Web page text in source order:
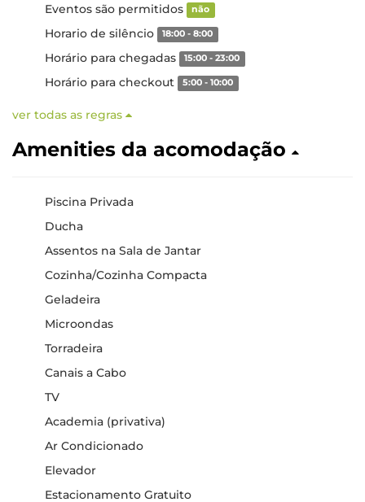
Eventos são permitidos não
Horario de silêncio 18:00 - 8:00
Horário para chegadas 15:00 - 23:00
Horário para checkout 5:00 - 10:00
ver todas as regras
Amenities da acomodação
Piscina Privada
Ducha
Assentos na Sala de Jantar
Cozinha/Cozinha Compacta
Geladeira
Microondas
Torradeira
Canais a Cabo
TV
Academia (privativa)
Ar Condicionado
Elevador
Estacionamento Gratuito